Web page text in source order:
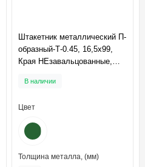
Штакетник металлический П-
образный-Т-0.45, 16,5х99,
Края НЕзавальцованные,
В наличии
Цвет
Толщина металла, (мм)